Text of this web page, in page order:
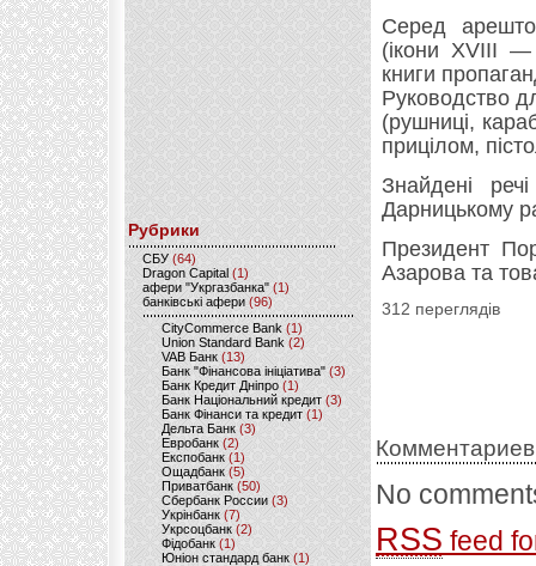
Рубрики
CБУ (64)
Dragon Capital (1)
афери "Укргазбанка" (1)
банківські афери (96)
CityCommerce Bank (1)
Union Standard Bank (2)
VAB Банк (13)
Банк "Фінансова ініціатива" (3)
Банк Кредит Дніпро (1)
Банк Національний кредит (3)
Банк Фінанси та кредит (1)
Дельта Банк (3)
Евробанк(2)
Експобанк (1)
Ощадбанк(5)
Приватбанк (50)
Сбербанк России (3)
Укрінбанк(7)
Укрсоцбанк (2)
Фідобанк (1)
Юніон стандард банк(1)
Серед
(ікони XVIII —
книги
Руководство
(рушниці,
прицілом,
Знайдені
Дарницькому
Президент
Азарова та
312 переглядів
No
RSS feed